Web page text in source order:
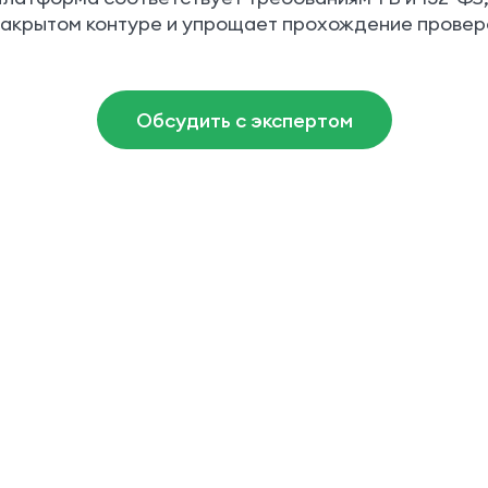
контуре и упрощает прохождение
Обсудить с экспертом